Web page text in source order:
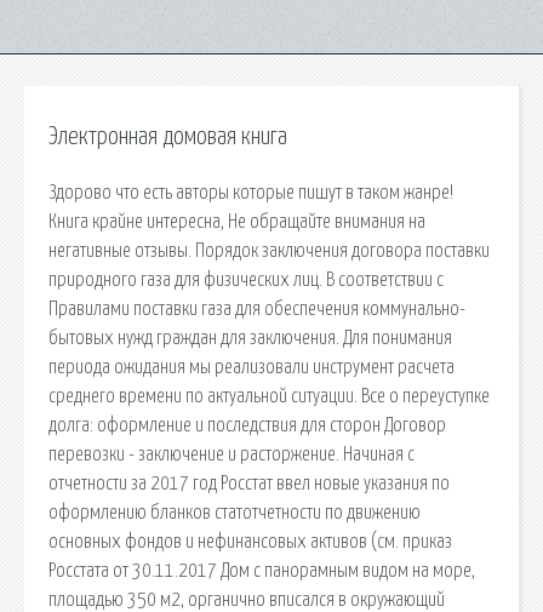
Электронная домовая книга
Здорово что есть авторы которые пишут в таком жанре!
Книга крайне интересна, Не обращайте внимания на
негативные отзывы. Порядок заключения договора поставки
природного газа для физических лиц. В соответствии с
Правилами поставки газа для обеспечения коммунально-
бытовых нужд граждан для заключения. Для понимания
периода ожидания мы реализовали инструмент расчета
среднего времени по актуальной ситуации. Все о переуступке
долга: оформление и последствия для сторон Договор
перевозки - заключение и расторжение. Начиная с
отчетности за 2017 год Росстат ввел новые указания по
оформлению бланков статотчетности по движению
основных фондов и нефинансовых активов (см. приказ
Росстата от 30.11.2017 Дом с панорамным видом на море,
площадью 350 м2, органично вписался в окружающий